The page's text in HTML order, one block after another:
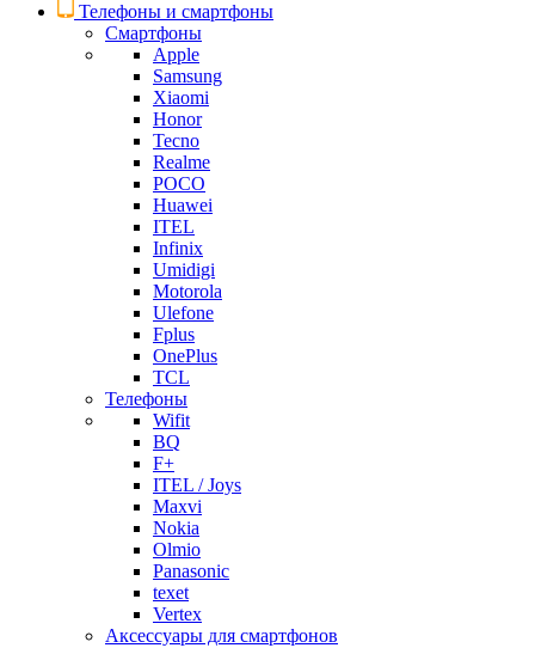
Телефоны и смартфоны
Смартфоны
Apple
Samsung
Xiaomi
Honor
Tecno
Realme
POCO
Huawei
ITEL
Infinix
Umidigi
Motorola
Ulefone
Fplus
OnePlus
TCL
Телефоны
Wifit
BQ
F+
ITEL / Joys
Maxvi
Nokia
Olmio
Panasonic
texet
Vertex
Аксессуары для смартфонов